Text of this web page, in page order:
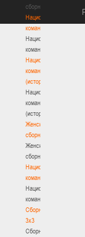
сборные
Национальная
команда
Национальная
команда
Национальная
команда
(история)
Национальная
команда
(история)
Женские
сборные
Женские
сборные
Национальная
команда
Национальная
команда
Сборные
3х3
Сборные